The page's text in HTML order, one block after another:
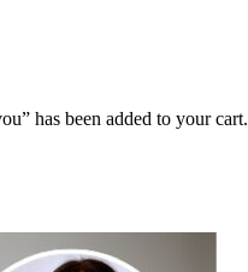
has been added to your cart.